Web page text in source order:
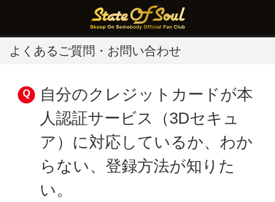
よくあるご質問・お問い合わせ
自分のクレジットカードが本
人認証サービス（3Dセキュ
ア）に対応しているか、わか
らない、登録方法が知りた
い。